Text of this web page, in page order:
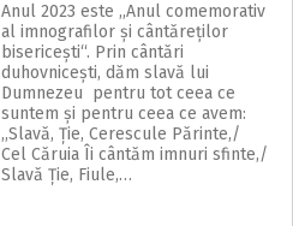
Anul 2023 este ,,Anul comemorativ
al im­nografilor și cân­tă­reților
bisericești“. Prin cântări
duhovnicești, dăm slavă lui
Dumnezeu pentru tot ceea ce
suntem și pentru ceea ce avem:
,,Slavă, Ție, Cerescule Părinte,/
Cel Căruia Îi cântăm imnuri sfinte,/
Slavă Ție, Fiule,…